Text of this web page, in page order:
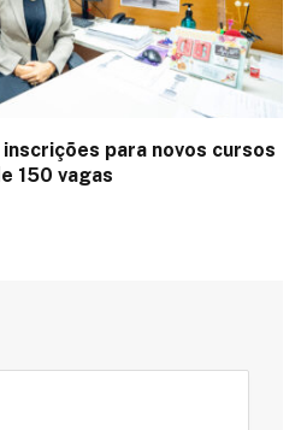
para novos cursos
150 vagas